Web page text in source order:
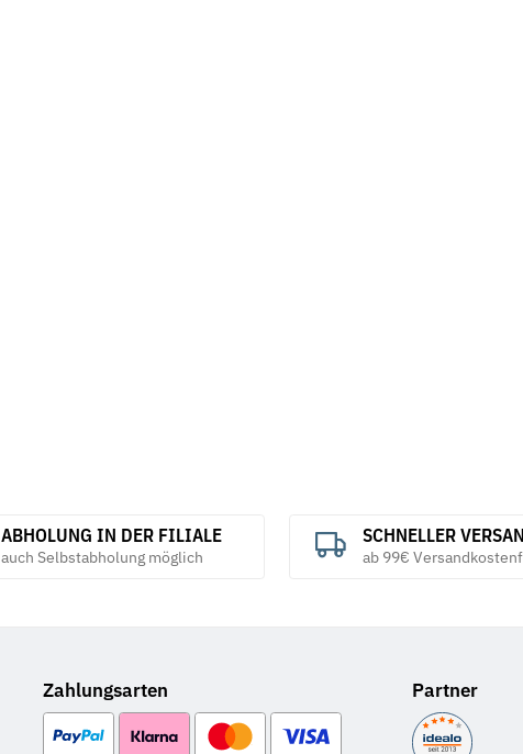
ABHOLUNG IN DER FILIALE
auch Selbstabholung möglich
SCHNELLER
ab 99€
Zahlungsarten Partner